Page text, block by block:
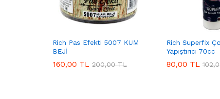
Rich Pas Efekti 5007 KUM
BEJİ
160,00 TL 200,00TL
Rich Superfix
Yapıştırıcı 70cc
80,00 TL